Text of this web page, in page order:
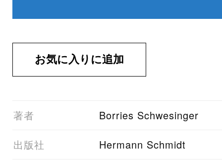
01著者 Borries Schwesinger
03出版社 Hermann Schmidt